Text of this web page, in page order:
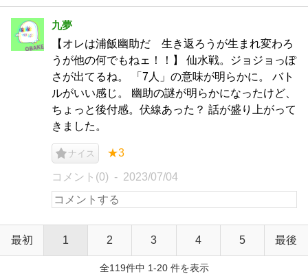
九夢
【オレは浦飯幽助だ 生き返ろうが生まれ変わろ
うが他の何でもねェ！！】 仙水戦。ジョジョっぽ
さが出てるね。 「7人」の意味が明らかに。 バト
ルがいい感じ。 幽助の謎が明らかになったけど、
ちょっと後付感。伏線あった？ 話が盛り上がって
きました。
ナイス ★3
コメント(0) 2023/07/04
最初 1 2 3 4 5 最後
全119件中 1-20 件を表示